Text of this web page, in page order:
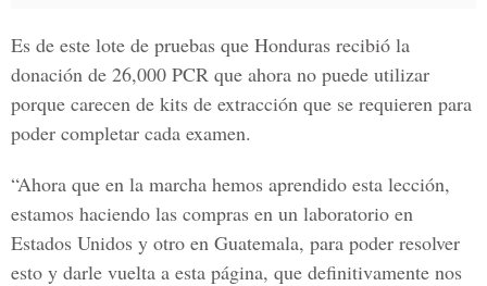
Es de este lote de pruebas que Honduras recibió la
donación de 26,000 PCR que ahora no puede utilizar
porque carecen de kits de extracción que se requieren para
poder completar cada examen.
“Ahora que en la marcha hemos aprendido esta lección,
estamos haciendo las compras en un laboratorio en
Estados Unidos y otro en Guatemala, para poder resolver
esto y darle vuelta a esta página, que definitivamente nos